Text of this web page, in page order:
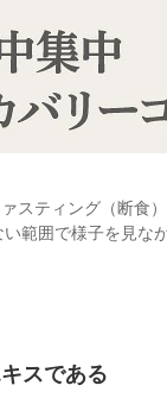
スティング（断食
範囲で様子を見な
スである